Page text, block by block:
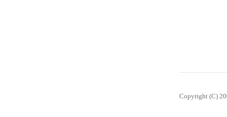
Copyright (C)